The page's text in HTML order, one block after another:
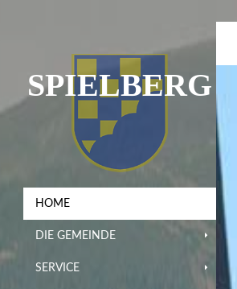
SPIELBERG
HOME
DIE GEMEINDE
SERVICE